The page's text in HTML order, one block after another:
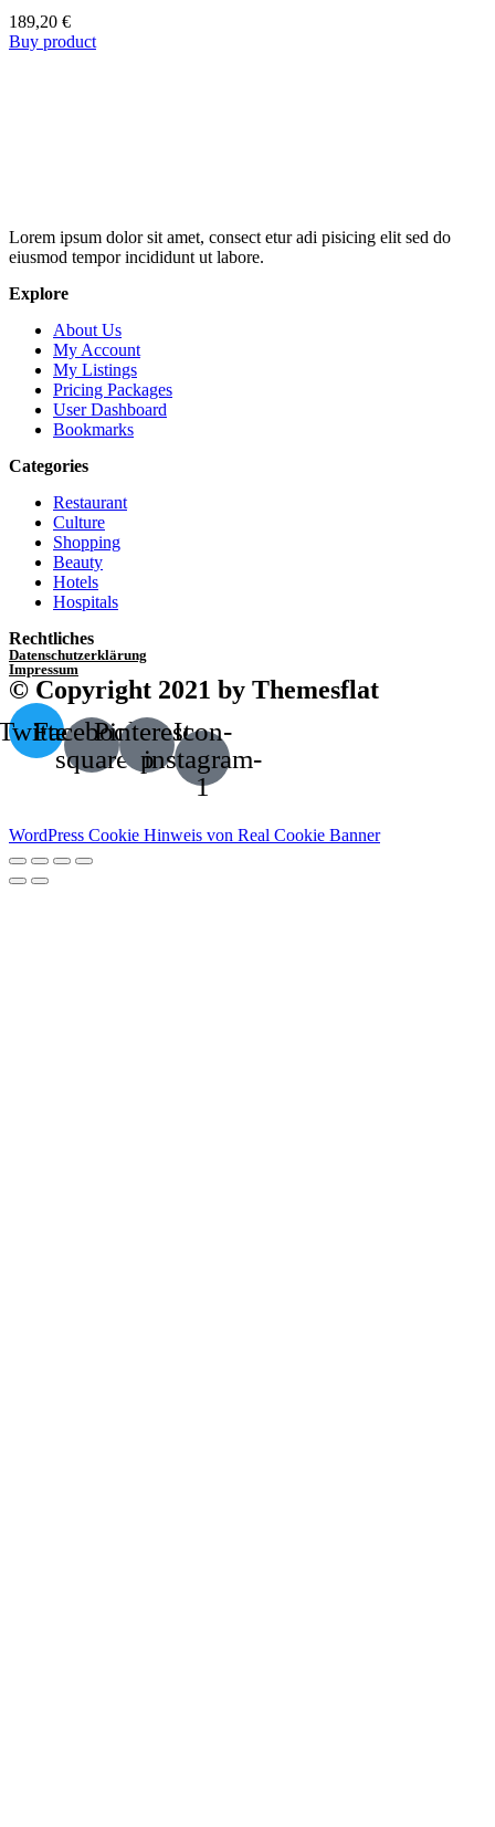
189,20 €
Buy product
Lorem ipsum dolor sit amet, consect etur adi pisicing elit sed do
eiusmod tempor incididunt ut labore.
Explore
About Us
My Account
My Listings
Pricing Packages
User Dashboard
Bookmarks
Categories
Restaurant
Culture
Shopping
Beauty
Hotels
Hospitals
Rechtliches
Datenschutzerklärung
Impressum
© Copyright 2021 by Themesflat
Facebook-
square
Pinterest-
p
Icon-
instagram-
1
WordPress Cookie Hinweis von Real Cookie Banner